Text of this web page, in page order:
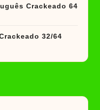
Crackeado 64
32/64